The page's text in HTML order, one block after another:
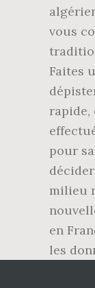
vous
Faites
rapide,
pour
milieu
en
les